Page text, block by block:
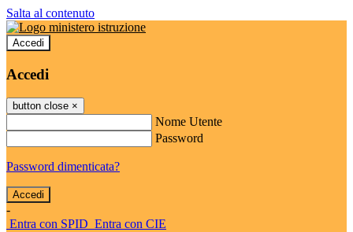
Salta al contenuto
Accedi
Accedi
button close ×
Nome Utente
Password
Password dimenticata?
-
Entra con SPID Entra con CIE